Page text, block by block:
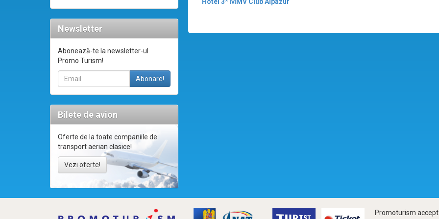
Newsletter
Abonează-te la newsletter-ul
Promo Turism!
Bilete de avion
Oferte de la toate companiile de
transport aerian clasice!
Vezi oferte!
Promoturism